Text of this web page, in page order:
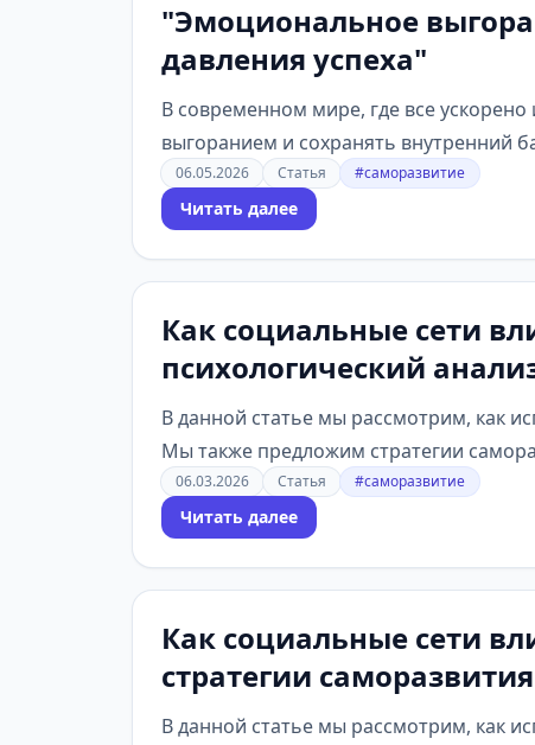
"Эмоциональное
давления успеха"
В современном мире, где все
выгоранием и сохранять внутренний
06.05.2026 Статья #саморазвитие
Читать далее
Как социальные сети
психологический
В данной статье мы рассмотрим, как
Мы также предложим стратегии
06.03.2026 Статья #саморазвитие
Читать далее
Как социальные сети
стратегии саморазвития
В данной статье мы рассмотрим, как